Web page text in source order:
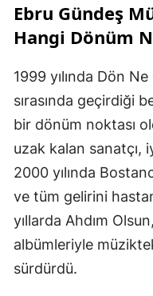
Ebru Gündeş
Hangi Dönüm
1999 yılında Dön
sırasında geçirdiği
bir dönüm noktası
uzak kalan sanatçı,
2000 yılında
ve tüm gelirini
yıllarda Ahdım
albümleriyle
sürdürdü.